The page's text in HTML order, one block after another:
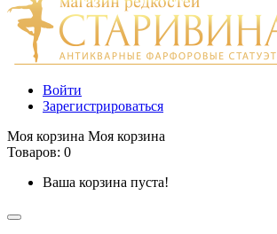
Войти
Зарегистрироваться
Моя корзина Моя корзина
Товаров: 0
Ваша корзина пуста!